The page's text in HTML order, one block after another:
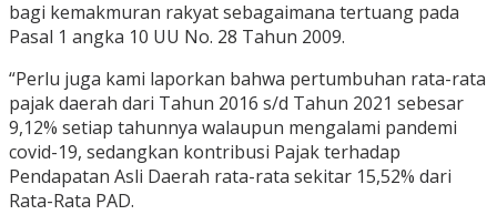
bagi kemakmuran rakyat sebagaimana tertuang pada
Pasal 1 angka 10 UU No. 28 Tahun 2009.
“Perlu juga kami laporkan bahwa pertumbuhan rata-rata
pajak daerah dari Tahun 2016 s/d Tahun 2021 sebesar
9,12% setiap tahunnya walaupun mengalami pandemi
covid-19, sedangkan kontribusi Pajak terhadap
Pendapatan Asli Daerah rata-rata sekitar 15,52% dari
Rata-Rata PAD.